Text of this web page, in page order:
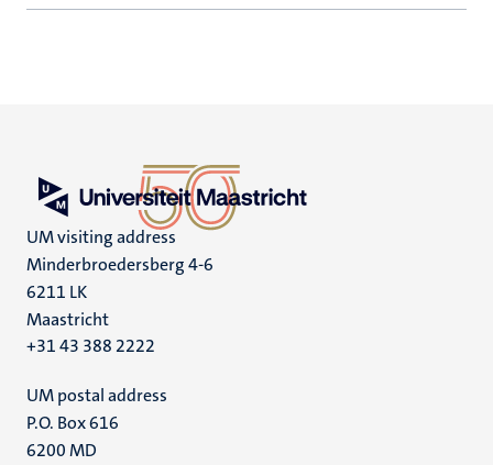
UM visiting address
Minderbroedersberg 4-6
6211 LK
Maastricht
+31 43 388 2222
UM postal address
P.O. Box 616
6200 MD